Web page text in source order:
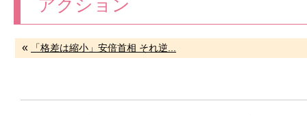
アクション
« 「格差は縮小」安倍首相 それ逆...